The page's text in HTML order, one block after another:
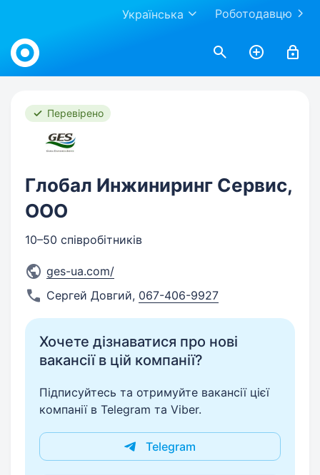
Роботодавцю
Українська
Work.ua
Перевірено
Глобал Инжиниринг Сервис,
ООО
10–50 співробітників
ges-ua.com/
Сергей Довгий, 067-406-9927
Хочете дізнаватися про нові
вакансії в цій компанії?
Підписуйтесь та отримуйте вакансії цієї
компанії в Telegram та Viber.
Telegram